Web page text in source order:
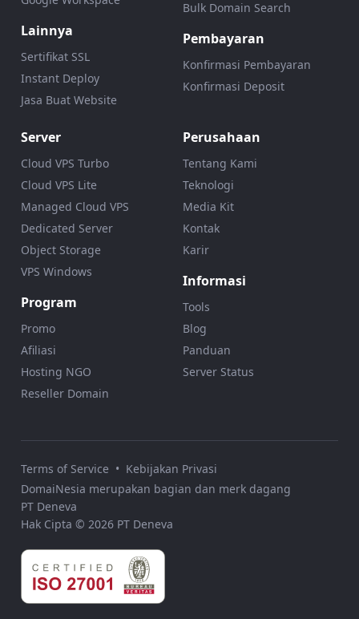
Lainnya
Sertifikat SSL
Instant Deploy
Jasa Buat Website
Bulk Domain Search
Pembayaran
Konfirmasi Pembayaran
Konfirmasi Deposit
Server
Cloud VPS Turbo
Cloud VPS Lite
Managed Cloud VPS
Dedicated Server
Object Storage
VPS Windows
Program
Promo
Afiliasi
Hosting NGO
Reseller Domain
Perusahaan
Tentang Kami
Teknologi
Media Kit
Kontak
Karir
Informasi
Tools
Blog
Panduan
Server Status
Terms of Service • Kebijakan Privasi
DomaiNesia merupakan bagian dan merk dagang
PT Deneva
Hak Cipta © 2026 PT Deneva